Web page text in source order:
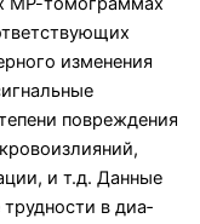
изменения
повреждения
и т.д. Данные
трудности в диа­